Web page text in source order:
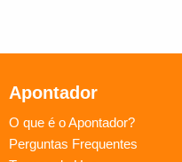
Apontador
O que é o Apontador?
Perguntas Frequentes